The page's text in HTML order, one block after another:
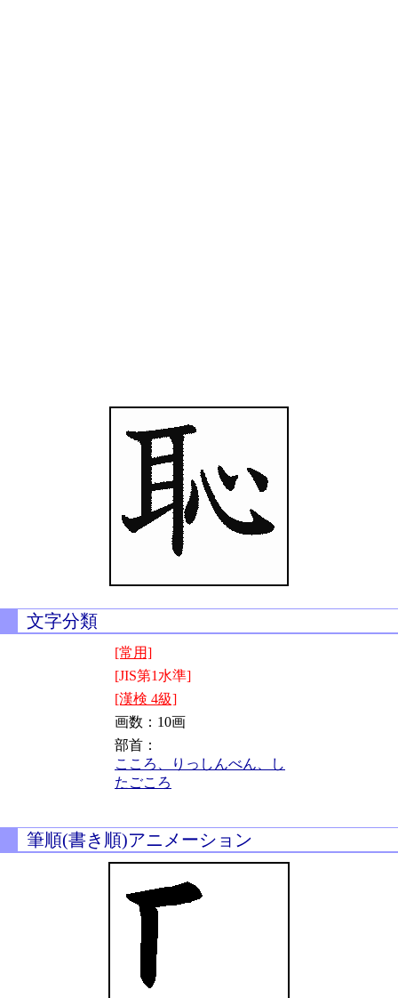
文字分類
[常用]
[JIS第1水準]
[漢検 4級]
画数：10画
部首：
こころ、りっしんべん、し
たごころ
筆順(書き順)アニメーション